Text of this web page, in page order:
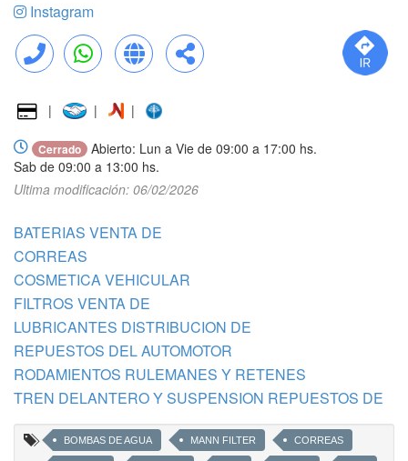
Instagram
Llamar WhatsApp Web Compartir
| | |
Cerrado
Abierto: Lun a Vie de 09:00 a 17:00 hs.
Sab de 09:00 a 13:00 hs.
Ultima modificación: 06/02/2026
BATERIAS VENTA DE
CORREAS
COSMETICA VEHICULAR
FILTROS VENTA DE
LUBRICANTES DISTRIBUCION DE
REPUESTOS DEL AUTOMOTOR
RODAMIENTOS RULEMANES Y RETENES
TREN DELANTERO Y SUSPENSION REPUESTOS DE
BOMBAS DE AGUA MANN FILTER CORREAS